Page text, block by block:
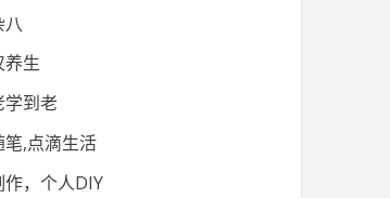
八
养生
学到老
笔,点滴生活
作，个人DIY